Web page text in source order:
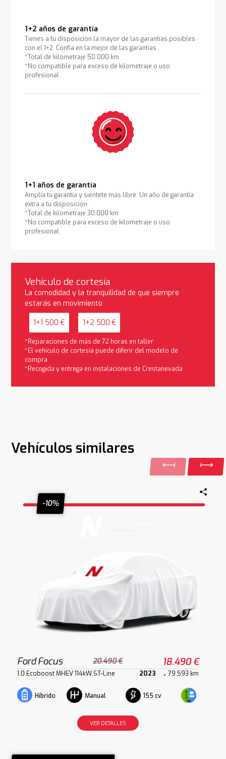
1+2 años de garantía
Tienes a tu disposición la mayor de las garantías posibles
con el 1+2. Confía en la mejor de las garantías.
*Total de kilometraje 50.000 km
*No compatible para exceso de kilometraje o uso
profesional
1+1 años de garantía
Amplía tu garantía y siéntete más libre. Un año de garantía
extra a tu disposición.
*Total de kilometraje 30.000 km
*No compatible para exceso de kilometraje o uso
profesional
Vehículo de cortesía
La comodidad y la tranquilidad de que siempre
estarás en movimiento
1+1 500 € 1+2 500 €
*Reparaciones de más de 72 horas en taller
*El vehículo de cortesía puede diferir del modelo de
compra
*Recogida y entrega en instalaciones de Crestanevada
Vehículos similares
-10%
Ford Focus 20.490 € 18.490 €
1.0 Ecoboost MHEV 114kW ST-Line 2023 79.593 km
Híbrido Manual 155 cv
VER DETALLES